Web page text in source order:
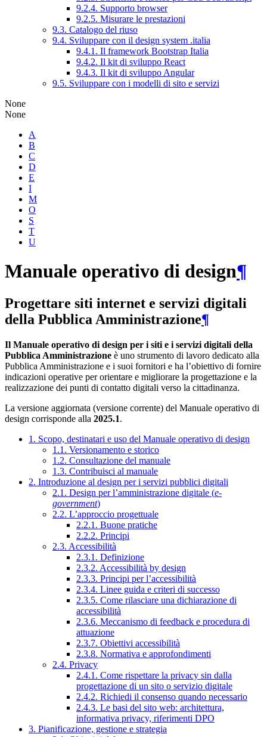
9.2.4. Supporto browser
9.2.5. Misurare le prestazioni
9.3. Catalogo del riuso
9.4. Sviluppare con il design system .italia
9.4.1. Il framework Bootstrap Italia
9.4.2. Il kit di sviluppo React
9.4.3. Il kit di sviluppo Angular
9.5. Sviluppare con i modelli di sito e servizi
None
None
A
B
C
D
E
I
M
O
S
T
U
Manuale operativo di design¶
Progettare siti internet e servizi digitali
della Pubblica Amministrazione¶
Il Manuale operativo di design per i siti e i servizi digitali della
Pubblica Amministrazione è uno strumento di lavoro dedicato alla
Pubblica Amministrazione e i suoi fornitori e ha l’obiettivo di fornire
indicazioni operative per orientare e migliorare la progettazione e la
realizzazione dei punti di contatto digitali verso la cittadinanza.
La versione aggiornata (versione corrente) del Manuale operativo di
design corrisponde alla 2025.1.
1. Scopo, destinatari e uso del Manuale operativo di design
1.1. Versionamento e storico
1.2. Consultazione del manuale
1.3. Contribuisci al manuale
2. Introduzione al design per i servizi pubblici digitali
2.1. Design per l’amministrazione digitale (e-
government)
2.2. L’approccio progettuale
2.2.1. Buone pratiche
2.2.2. Principi
2.3. Accessibilità
2.3.1. Definizione
2.3.2. Accessibilità by design
2.3.3. Principi per l’accessibilità
2.3.4. Linee guida e criteri di successo
2.3.5. Come rilasciare una dichiarazione di
accessibilità
2.3.6. Meccanismo di feedback e procedura di
attuazione
2.3.7. Obiettivi accessibilità
2.3.8. Normativa e approfondimenti
2.4. Privacy
2.4.1. Come rispettare la privacy sin dalla
progettazione di un sito o servizio digitale
2.4.2. Richiedi il consenso quando necessario
2.4.3. Le basi del sito web: architettura,
informativa privacy, riferimenti DPO
3. Pianificazione, gestione e strategia